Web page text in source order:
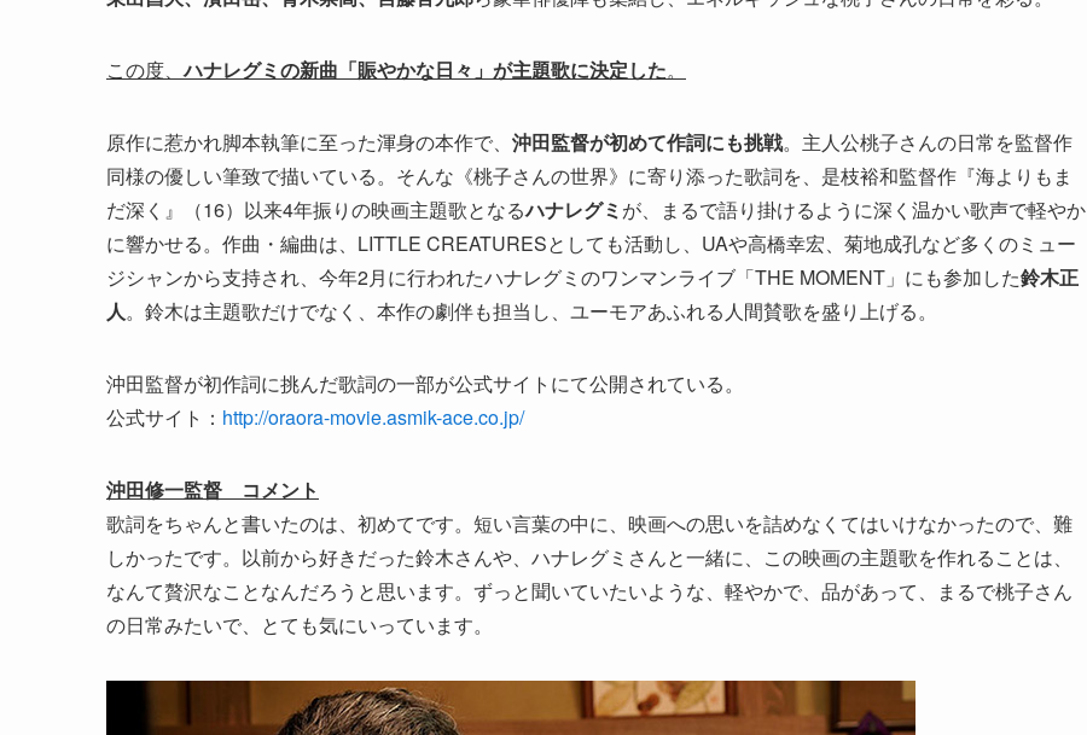
この度、ハナレグミの新曲「賑やかな日々」が主題歌に決定した。
原作に惹かれ脚本執筆に至った渾身の本作で、 沖田監督が初めて作詞にも挑戦。主人公桃子さんの日常を監督作
同様の優しい筆致で描いている。そんな《桃子さんの世界》に寄り添った歌詞を、是枝裕和監督作『海よりもま
だ深く』（16）以来4年振りの映画主題歌となるハナレグミ が、まるで語り掛けるように深く温かい歌声で軽やか
に響かせる。作曲・編曲は、LITTLE CREATURESとしても活動し、UAや高橋幸宏、菊地成孔など多くのミュー
ジシャンから支持され、今年2月に行われたハナレグミのワンマンライブ「THE MOMENT」にも参加した鈴木正
人。鈴木は主題歌だけでなく、本作の劇伴も担当し、ユーモアあふれる人間賛歌を盛り上げる。
沖田監督が初作詞に挑んだ歌詞の一部が公式サイトにて公開されている。
公式サイト： http://oraora-movie.asmik-ace.co.jp/
沖田修一監督 コメント
歌詞をちゃんと書いたのは、初めてです。短い言葉の中に、映画への思いを詰めなくてはいけなかったので、難
しかったです。以前から好きだった鈴木さんや、ハナレグミさんと一緒に、この映画の主題歌を作れることは、
なんて贅沢なことなんだろうと思います。ずっと聞いていたいような、軽やかで、品があって、まるで桃子さん
の日常みたいで、とても気にいっています。